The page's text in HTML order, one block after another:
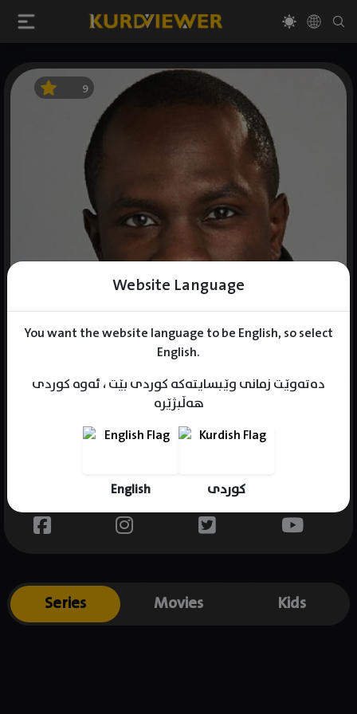
Website Language
You want the website language to be English, so select
English.
دەتەوێت زمانی وێبسایتەکە کوردی بێت ، ئەوە کوردی
هەڵبژێرە
English کوردی
9
Name : Gbenga Akinnagbe
Gender : male
Place of birth : USA
Series Movies Kids